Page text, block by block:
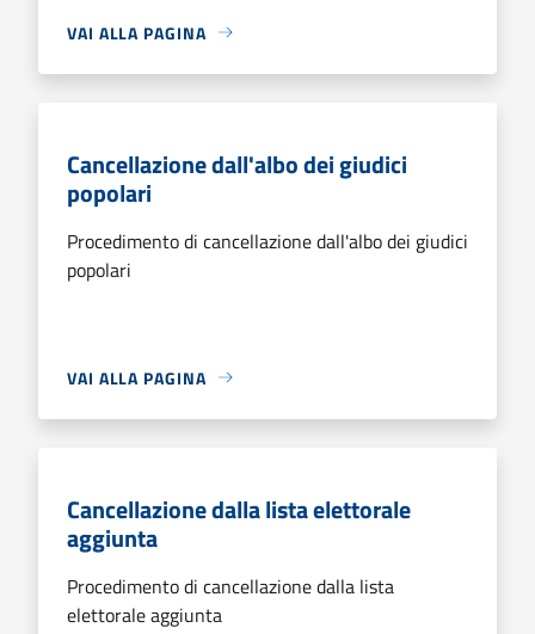
VAI ALLA PAGINA
Cancellazione dall'albo dei giudici
popolari
Procedimento di cancellazione dall'albo dei giudici
popolari
VAI ALLA PAGINA
Cancellazione dalla lista elettorale
aggiunta
Procedimento di cancellazione dalla lista
elettorale aggiunta